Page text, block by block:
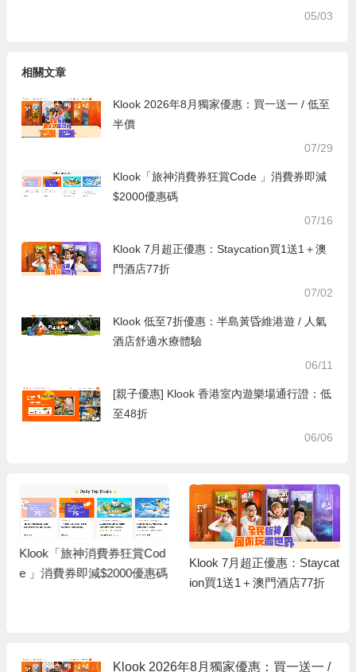
05/03
相關文章
Klook 2026年8月獨家優惠：買一送一 / 低至
半價
07/29
Klook「旅神消費券狂賞Code 」消費券即減
$2000優惠碼
07/16
Klook 7月超正優惠：Staycation買1送1＋澳
門酒店77折
07/02
Klook 低至7折優惠：半島黃昏維港遊 / 人氣
酒店舒適水療體驗
06/11
[親子優惠] Klook 香港室內遊樂場通行證：低
至48折
06/06
Klook「旅神消費券狂賞Cod
e 」消費券即減$2000優惠碼
Klook 7月超正優惠：Staycat
ion買1送1＋澳門酒店77折
Klook 2026年8月獨家優惠：買一送一 /